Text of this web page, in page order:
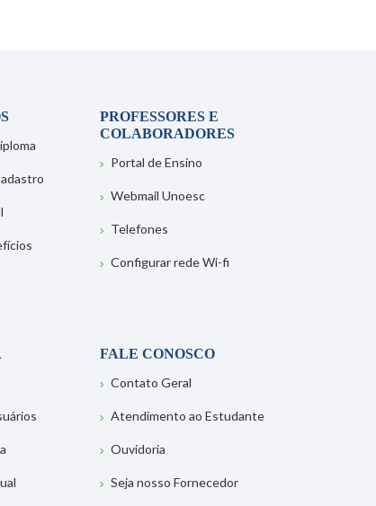
PROFESSORES E
COLABORADORES
Portal de Ensino
Webmail Unoesc
Telefones
Configurar rede Wi-fi
FALE CONOSCO
Contato Geral
Atendimento ao Estudante
Ouvidoria
Seja nosso Fornecedor